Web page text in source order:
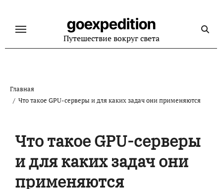
содержанию
goexpedition
Путешествие вокруг света
Главная
Что такое GPU-серверы и для каких задач они применяются
Что такое GPU-серверы
и для каких задач они
применяются